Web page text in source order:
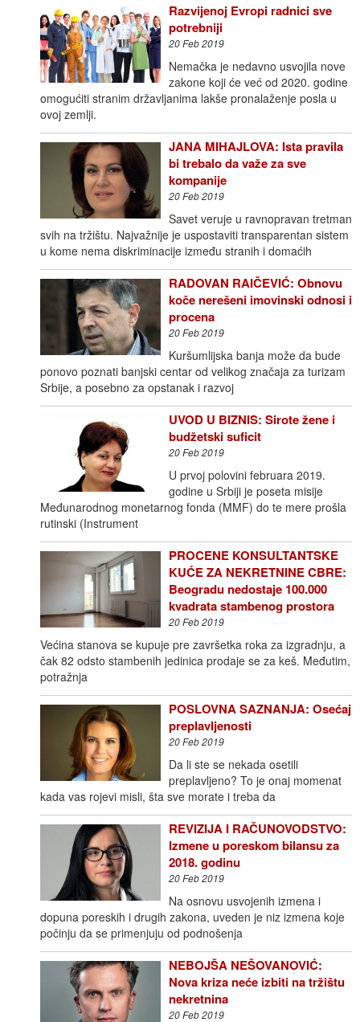
Razvijenoj Evropi radnici sve
potrebniji
20 Feb 2019
Nemačka je nedavno usvojila nove
zakone koji će već od 2020. godine
omogućiti stranim državljanima lakše pronalaženje posla u
ovoj zemlji.
JANA MIHAJLOVA: Ista pravila
bi trebalo da važe za sve
kompanije
20 Feb 2019
Savet veruje u ravnopravan tretman
svih na tržištu. Najvažnije je uspostaviti transparentan sistem
u kome nema diskriminacije između stranih i domaćih
RADOVAN RAIČEVIĆ: Obnovu
koče nerešeni imovinski odnosi i
procena
20 Feb 2019
Kuršumlijska banja može da bude
ponovo poznati banjski centar od velikog značaja za turizam
Srbije, a posebno za opstanak i razvoj
UVOD U BIZNIS: Sirote žene i
budžetski suficit
20 Feb 2019
U prvoj polovini februara 2019.
godine u Srbiji je poseta misije
Međunarodnog monetarnog fonda (MMF) do te mere prošla
rutinski (Instrument
PROCENE KONSULTANTSKE
KUĆE ZA NEKRETNINE CBRE:
Beogradu nedostaje 100.000
kvadrata stambenog prostora
20 Feb 2019
Većina stanova se kupuje pre završetka roka za izgradnju, a
čak 82 odsto stambenih jedinica prodaje se za keš. Međutim,
potražnja
POSLOVNA SAZNANJA: Osećaj
preplavljenosti
20 Feb 2019
Da li ste se nekada osetili
preplavljeno? To je onaj momenat
kada vas rojevi misli, šta sve morate i treba da
REVIZIJA I RAČUNOVODSTVO:
Izmene u poreskom bilansu za
2018. godinu
20 Feb 2019
Na osnovu usvojenih izmena i
dopuna poreskih i drugih zakona, uveden je niz izmena koje
počinju da se primenjuju od podnošenja
NEBOJŠA NEŠOVANOVIĆ:
Nova kriza neće izbiti na tržištu
nekretnina
20 Feb 2019